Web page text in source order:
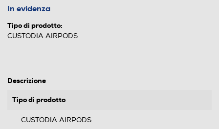
In evidenza
Tipo di prodotto:
CUSTODIA AIRPODS
Descrizione
Tipo di prodotto
CUSTODIA AIRPODS